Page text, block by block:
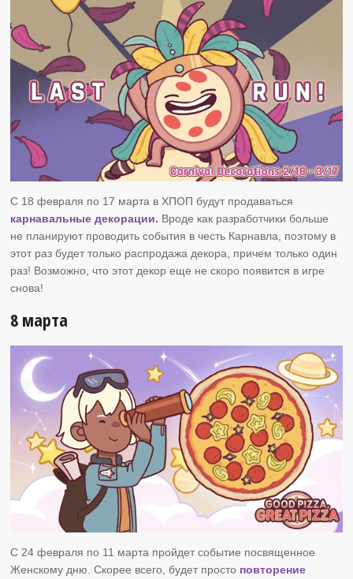
С 18 февраля по 17 марта в ХПОП будут продаваться
карнавальные декорации. Вроде как разработчики больше
не планируют проводить события в честь Карнавла, поэтому в
этот раз будет только распродажа декора, причем только один
раз! Возможно, что этот декор еще не скоро появится в игре
снова!
8 марта
С 24 февраля по 11 марта пройдет событие посвященное
Женскому дню. Скорее всего, будет просто повторение